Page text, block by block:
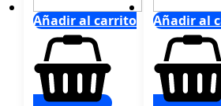
Añadir al carrito Añadir al